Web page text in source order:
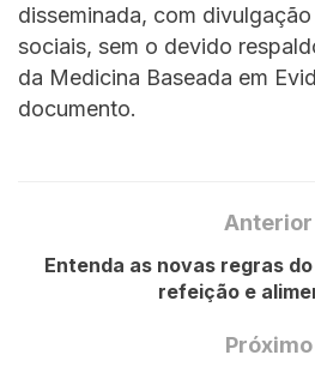
disseminada, com
sociais, sem o devido
da Medicina Baseada em
documento.
Anterior
Entenda as novas regras
refeição e
Próximo